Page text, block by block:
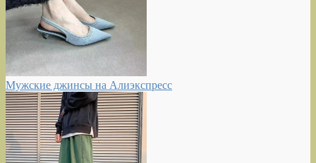
Мужские джинсы на Алиэкспресс